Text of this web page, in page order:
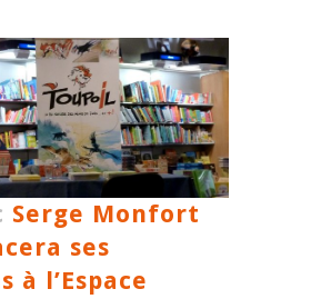
Serge Monfort
ses
à l’Espace